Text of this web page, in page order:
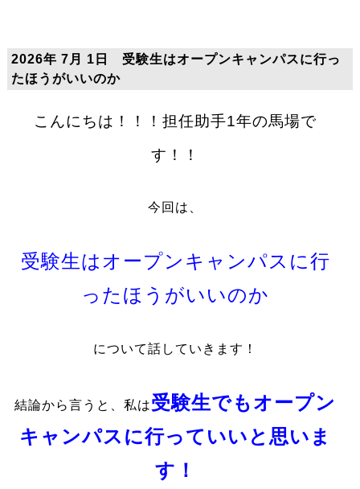
2026年 7月 1日 受験生はオープンキャンパスに行っ
たほうがいいのか
こんにちは！！！担任助手1年の馬場で
す！！
今回は、
受験生はオープンキャンパスに行
ったほうがいいのか
について話していきます！
結論から言うと、私は受験生でもオープン
キャンパスに行っていいと思いま
す！